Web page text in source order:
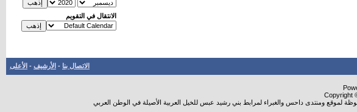
الانتقال في التقويم
الاتصال بنا - الأرشيف - الأعلى
Copyright
لموقع ومنتدى داحس والغبراء لمرابط بني رشيد عبس للخيل العربية الأصيلة في الوطن العربي